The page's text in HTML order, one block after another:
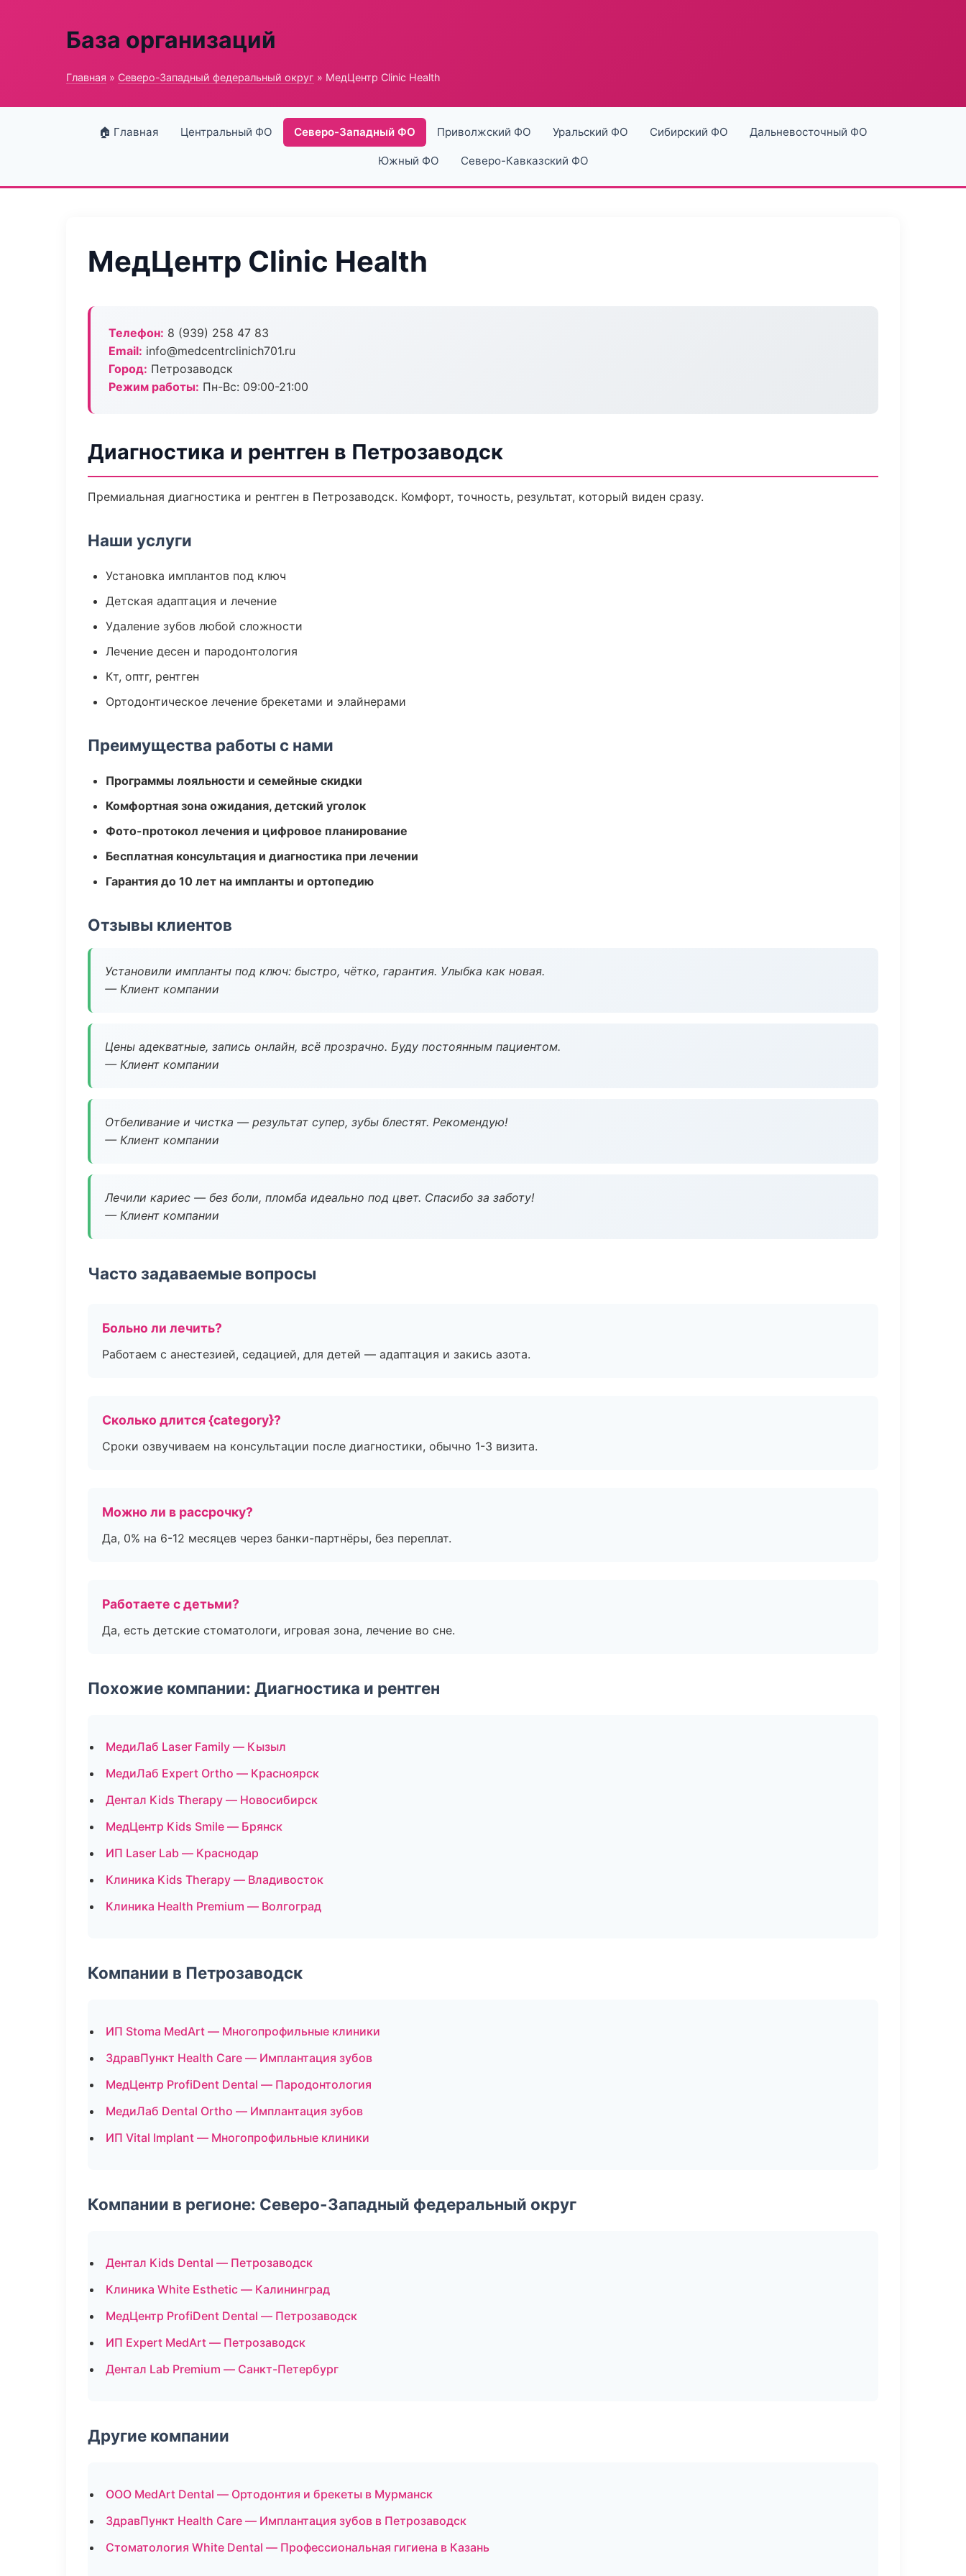
База организаций
Главная » Северо-Западный федеральный округ » МедЦентр Clinic Health
🏠 Главная Центральный ФО Северо-Западный ФО Приволжский ФО Уральский ФО Сибирский ФО Дальневосточный ФО
Южный ФО Северо-Кавказский ФО
МедЦентр Clinic Health
Телефон: 8 (939) 258 47 83
Email: info@medcentrclinich701.ru
Город: Петрозаводск
Режим работы: Пн-Вс: 09:00-21:00
Диагностика и рентген в Петрозаводск
Премиальная диагностика и рентген в Петрозаводск. Комфорт, точность, результат, который виден сразу.
Наши услуги
Установка имплантов под ключ
Детская адаптация и лечение
Удаление зубов любой сложности
Лечение десен и пародонтология
Кт, оптг, рентген
Ортодонтическое лечение брекетами и элайнерами
Преимущества работы с нами
Программы лояльности и семейные скидки
Комфортная зона ожидания, детский уголок
Фото-протокол лечения и цифровое планирование
Бесплатная консультация и диагностика при лечении
Гарантия до 10 лет на импланты и ортопедию
Отзывы клиентов
Установили импланты под ключ: быстро, чётко, гарантия. Улыбка как новая.
— Клиент компании
Цены адекватные, запись онлайн, всё прозрачно. Буду постоянным пациентом.
— Клиент компании
Отбеливание и чистка — результат супер, зубы блестят. Рекомендую!
— Клиент компании
Лечили кариес — без боли, пломба идеально под цвет. Спасибо за заботу!
— Клиент компании
Часто задаваемые вопросы
Больно ли лечить?
Работаем с анестезией, седацией, для детей — адаптация и закись азота.
Сколько длится {category}?
Сроки озвучиваем на консультации после диагностики, обычно 1-3 визита.
Можно ли в рассрочку?
Да, 0% на 6-12 месяцев через банки-партнёры, без переплат.
Работаете с детьми?
Да, есть детские стоматологи, игровая зона, лечение во сне.
Похожие компании: Диагностика и рентген
МедиЛаб Laser Family — Кызыл
МедиЛаб Expert Ortho — Красноярск
Дентал Kids Therapy — Новосибирск
МедЦентр Kids Smile — Брянск
ИП Laser Lab — Краснодар
Клиника Kids Therapy — Владивосток
Клиника Health Premium — Волгоград
Компании в Петрозаводск
ИП Stoma MedArt — Многопрофильные клиники
ЗдравПункт Health Care — Имплантация зубов
МедЦентр ProfiDent Dental — Пародонтология
МедиЛаб Dental Ortho — Имплантация зубов
ИП Vital Implant — Многопрофильные клиники
Компании в регионе: Северо-Западный федеральный округ
Дентал Kids Dental — Петрозаводск
Клиника White Esthetic — Калининград
МедЦентр ProfiDent Dental — Петрозаводск
ИП Expert MedArt — Петрозаводск
Дентал Lab Premium — Санкт-Петербург
Другие компании
ООО MedArt Dental — Ортодонтия и брекеты в Мурманск
ЗдравПункт Health Care — Имплантация зубов в Петрозаводск
Стоматология White Dental — Профессиональная гигиена в Казань